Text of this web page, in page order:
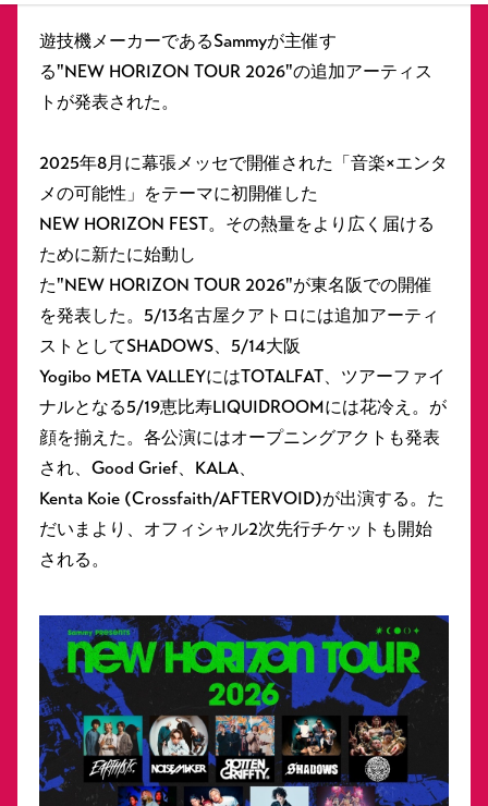
遊技機メーカーであるSammyが主催す
る"NEW HORIZON TOUR 2026"の追加アーティス
トが発表された。
2025年8月に幕張メッセで開催された「音楽×エンタ
メの可能性」をテーマに初開催した
NEW HORIZON FEST。その熱量をより広く届ける
ために新たに始動し
た"NEW HORIZON TOUR 2026"が東名阪での開催
を発表した。5/13名古屋クアトロには追加アーティ
ストとしてSHADOWS、5/14大阪
Yogibo META VALLEYにはTOTALFAT、ツアーファイ
ナルとなる5/19恵比寿LIQUIDROOMには花冷え。が
顔を揃えた。各公演にはオープニングアクトも発表
され、Good Grief、KALA、
Kenta Koie (Crossfaith/AFTERVOID)が出演する。た
だいまより、オフィシャル2次先行チケットも開始
される。